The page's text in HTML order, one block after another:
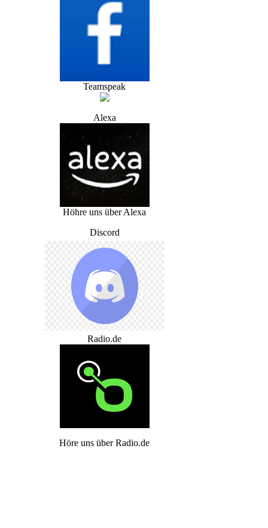
Teamspeak
Alexa
Höhre uns über Alexa
Discord
Radio.de
Höre uns über Radio.de